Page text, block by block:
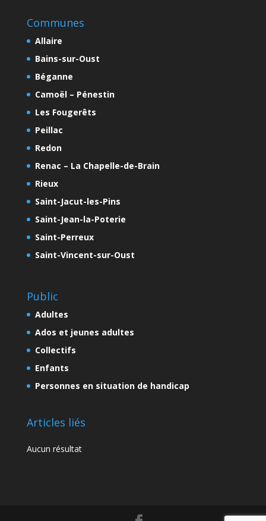
Communes
Allaire
Bains-sur-Oust
Béganne
Camoël – Pénestin
Les Fougerêts
Peillac
Redon
Renac – La Chapelle-de-Brain
Rieux
Saint-Jacut-les-Pins
Saint-Jean-la-Poterie
Saint-Perreux
Saint-Vincent-sur-Oust
Public
Adultes
Ados et jeunes adultes
Collectifs
Enfants
Personnes en situation de handicap
Articles liés
Aucun résultat